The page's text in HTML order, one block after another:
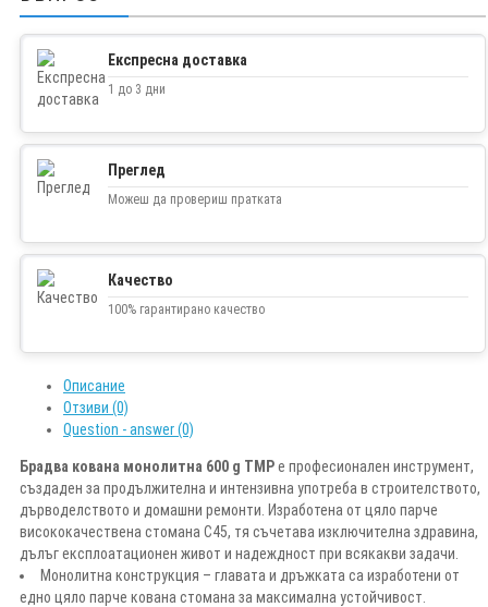
Експресна доставка
1 до 3 дни
Преглед
Можеш да провериш пратката
Качество
100% гарантирано качество
Описание
Отзиви (0)
Question - answer (0)
Брадва кована монолитна 600 g TMPе професионален инструмент,
създаден за продължителна и интензивна употреба в строителството,
дърводелството и домашни ремонти. Изработена от цяло парче
висококачествена стомана C45, тя съчетава изключителна здравина,
дълъг експлоатационен живот и надеждност при всякакви задачи.
Монолитна конструкция – главата и дръжката са изработени от
едно цяло парче кована стомана за максимална устойчивост.